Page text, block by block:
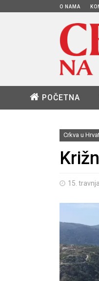
O NAMA
POČETNA
Crkva u
15.